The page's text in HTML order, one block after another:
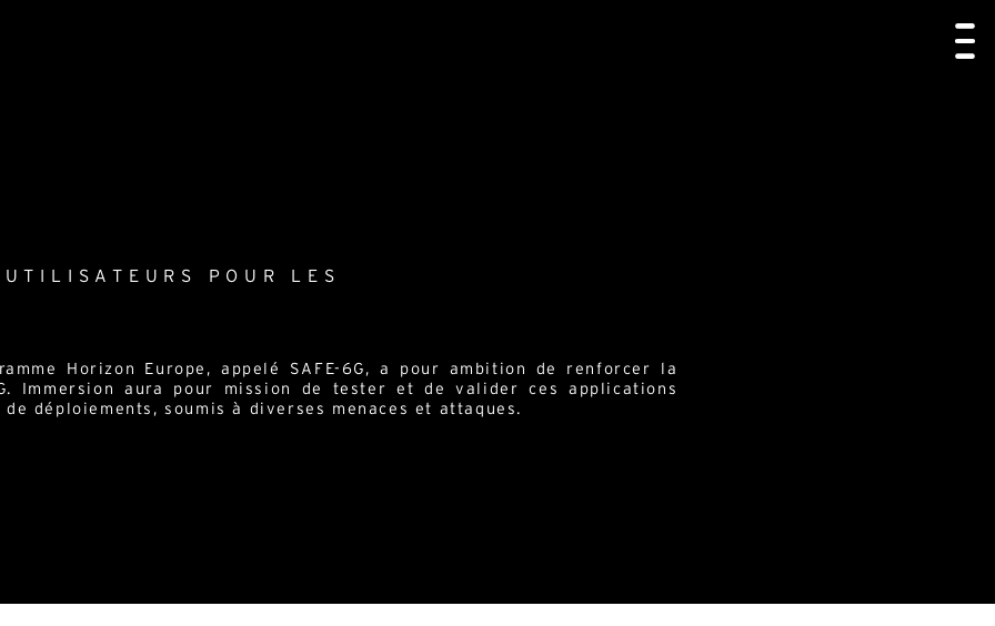
POUR LES
Horizon Europe, appelé SAFE-6G, a pour ambition de renforcer la
Immersion aura pour mission de tester et de valider ces applications
déploiements, soumis à diverses menaces et attaques.